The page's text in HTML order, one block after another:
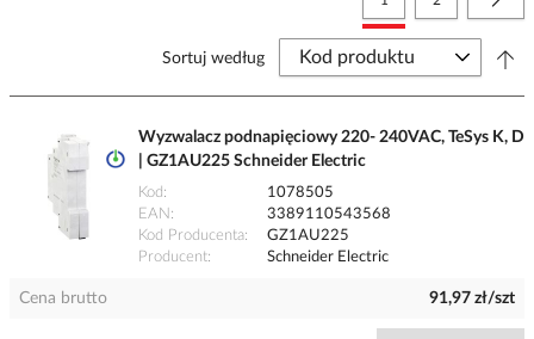
Sortuj według
Wyzwalacz podnapięciowy 220- 240VAC, TeSys K, D
| GZ1AU225 Schneider Electric
Kod
1078505
EAN
3389110543568
Kod Producenta
GZ1AU225
Producent
Schneider Electric
Cena brutto 91,97 zł/szt